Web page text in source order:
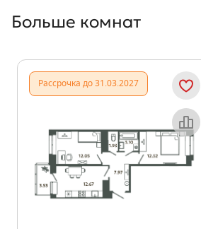
Больше комнат
Рассрочка до 31.03.2027
Объект месяца